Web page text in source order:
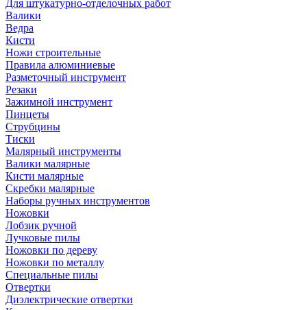
Для штукатурно-отделочных работ
Валики
Ведра
Кисти
Ножи строительные
Правила алюминиевые
Разметочный инструмент
Резаки
Зажимной инструмент
Пинцеты
Струбцины
Тиски
Малярный инструменты
Валики малярные
Кисти малярные
Скребки малярные
Наборы ручных инструментов
Ножовки
Лобзик ручной
Лучковые пилы
Ножовки по дереву
Ножовки по металлу
Специальные пилы
Отвертки
Диэлектрические отвертки